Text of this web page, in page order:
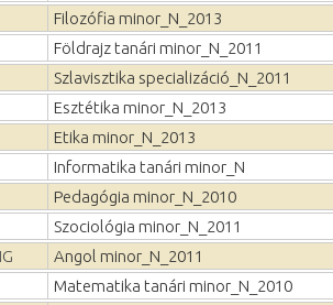
Filozófia minor_N_2013
Földrajz tanári minor_N_2011
Szlavisztika specializáció_N_2011
Esztétika minor_N_2013
Etika minor_N_2013
Informatika tanári minor_N
Pedagógia minor_N_2010
Szociológia minor_N_2011
Angol minor_N_2011
Matematika tanári minor_N_2010